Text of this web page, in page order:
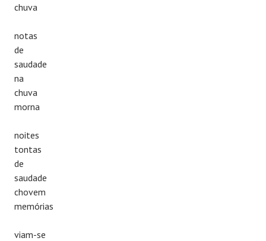
chuva
notas
de
saudade
na
chuva
morna
noites
tontas
de
saudade
chovem
memórias
viam-se